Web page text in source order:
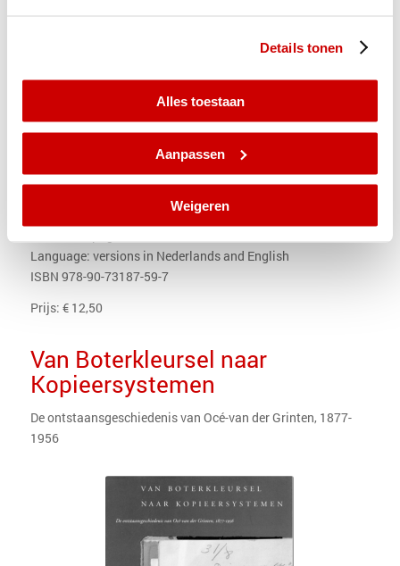
Details tonen
Alles toestaan
Aanpassen
Weigeren
Language: versions in Nederlands and English
ISBN 978-90-73187-59-7
Prijs: € 12,50
Van Boterkleursel naar
Kopieersystemen
De ontstaansgeschiedenis van Océ-van der Grinten, 1877-
1956